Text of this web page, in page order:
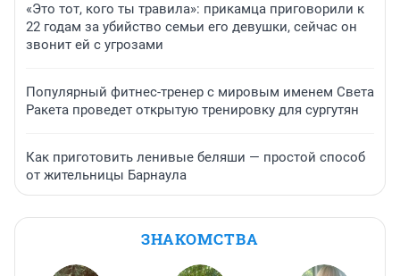
«Это тот, кого ты травила»: прикамца приговорили к
22 годам за убийство семьи его девушки, сейчас он
звонит ей с угрозами
Популярный фитнес-тренер с мировым именем Света
Ракета проведет открытую тренировку для сургутян
Как приготовить ленивые беляши — простой способ
от жительницы Барнаула
ЗНАКОМСТВА